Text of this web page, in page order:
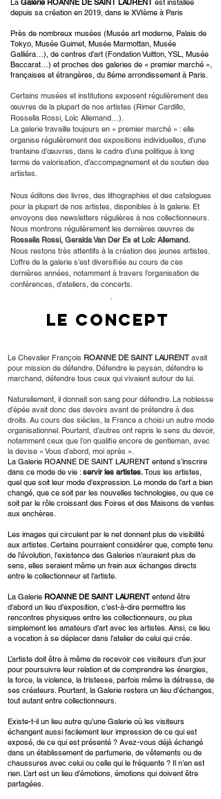
La Galerie ROANNE DE SAINT LAURENT
est installée
depuis sa création en 2019, dans le XVIème à Paris
Près de nombreux musées (Musée art moderne, Palais de
Tokyo, Musée Guimet, Musée Marmottan, Musée
Galliéra…), de centres d’art (Fondation Vuitton, YSL, Musée
Baccarat…) et proches des galeries de « premier marché »,
françaises et étrangères, du 8éme arrondissement à Paris.
Certains musées et institutions exposent régulièrement des
œuvres de la plupart de nos artistes (Rimer Cardillo,
Rossella Rossi, Loïc Allemand…).
La galerie travaille toujours en « premier marché » : elle
organise régulièrement des expositions individuelles, d’une
trentaine d’œuvres, dans le cadre d’une politique à long
terme de valorisation, d’accompagnement et de soutien des
artistes.
Nous éditons des livres, des lithographies et des catalogues
pour la plupart de nos artistes, disponibles à la galerie. Et
envoyons des newsletters régulières à nos collectionneurs.
Nous montrons régulièrement les dernières œuvres de
Rossella Rossi, Geralda Van Der Es et Loïc Allemand.
Nous restons très attentifs à la création des jeunes artistes.
L’offre de la galerie s’est diversifiée au cours de ces
dernières années, notamment à travers l’organisation de
conférences, d’ateliers, de concerts.
.
Le concept
Le Chevalier François ROANNE DE SAINT LAURENT avait
pour mission de défendre. Défendre le paysan, défendre le
marchand, défendre tous ceux qui vivaient autour de lui.
Naturellement, il donnait son sang pour défendre. La noblesse
d’épée avait donc des devoirs avant de prétendre à des
droits. Au cours des siècles, la France a choisi un autre mode
organisationnel. Pourtant, d’autres ont repris le sens du devoir,
notamment ceux que l’on qualifie encore de gentleman, avec
la devise « Vous d’abord, moi après ».
La Galerie ROANNE DE SAINT LAURENT entend s’inscrire
dans ce mode de vie :servir les artistes.Tous les artistes,
quel que soit leur mode d’expression. Le monde de l’art a bien
changé, que ce soit par les nouvelles technologies, ou que ce
soit par le rôle croissant des Foires et des Maisons de ventes
aux enchères.
Les images qui circulent par le net donnent plus de visibilité
aux artistes. Certains pourraient considérer que, compte tenu
de l’évolution, l’existence des Galeries n’auraient plus de
sens, elles seraient même un frein aux échanges directs
entre le collectionneur et l’artiste.
La Galerie ROANNE DE SAINT LAURENT entend être
d’abord un lieu d’exposition, c’est-à-dire permettre les
rencontres physiques entre les collectionneurs, ou plus
simplement les amateurs d’art avec les artistes. Ainsi, ce lieu
a vocation à se déplacer dans l’atelier de celui qui crée.
L’artiste doit être à même de recevoir ces visiteurs d’un jour
pour poursuivre leur relation et de comprendre les énergies,
la force, la violence, la tristesse, parfois même la détresse, de
ses créateurs. Pourtant, la Galerie restera un lieu d’échanges,
tout autant entre collectionneurs.
Existe-t-il un lieu autre qu’une Galerie où les visiteurs
échangent aussi facilement leur impression de ce qui est
exposé, de ce qui est présenté ? Avez-vous déjà échangé
dans un établissement de parfumerie, de vêtements ou de
chaussures avec celui ou celle qui le fréquente ? Il n’en est
rien. L’art est un lieu d’émotions, émotions qui doivent être
partagées.